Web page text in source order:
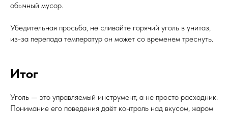
обычный мусор.
Убедительная просьба, не сливайте горячий уголь в унитаз,
из-за перепада температур он может со временем треснуть.
Итог
Уголь — это управляемый инструмент, а не просто расходник.
Понимание его поведения даёт контроль над вкусом, жаром